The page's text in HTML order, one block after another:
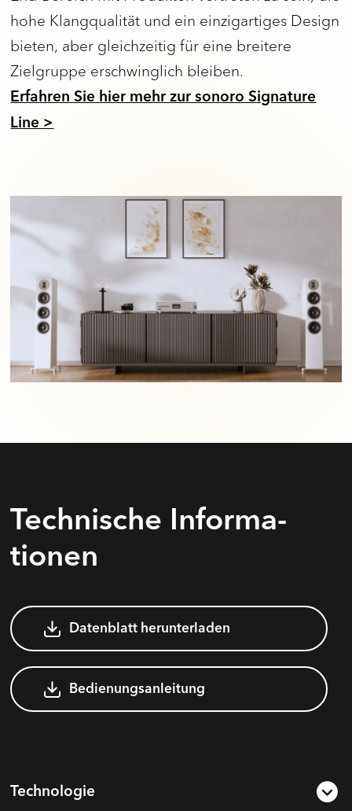
hohe Klangqualität und ein einzigartiges Design
bieten, aber gleichzeitig für eine breitere
Zielgruppe erschwinglich bleiben.
Erfahren Sie hier mehr zur sonoro Signature
Line >
Technische Informa­
tionen
Datenblatt herunterladen
Bedienungsanleitung
Technologie